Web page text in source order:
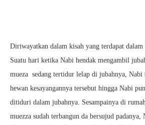
Diriwayatkan dalam kisah yang terdapat
Suatu hari ketika Nabi hendak mengambil
mueza sedang tertidur lelap di jubahnya, Nabi
hewan kesayangannya tersebut hingga Nabi
ditiduri dalam jubahnya. Sesampainya di
muezza sudah terbangun da bersujud padanya,